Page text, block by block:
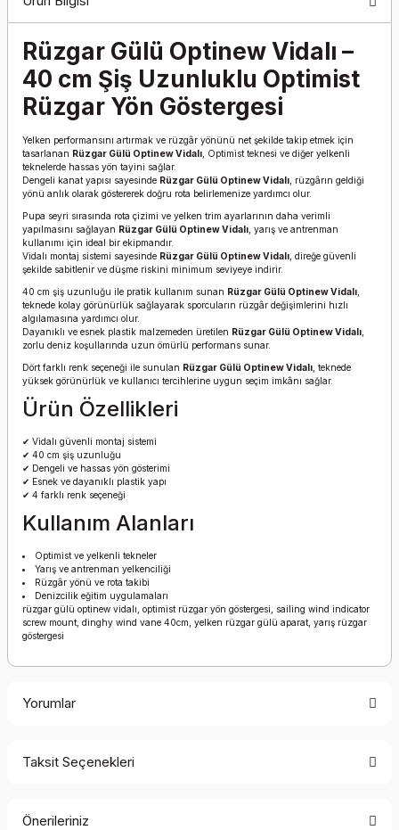
Rüzgar Gülü Optinew Vidalı –
40 cm Şiş Uzunluklu Optimist
Rüzgar Yön Göstergesi
Yelken performansını artırmak ve rüzgâr yönünü net şekilde takip etmek için
tasarlanan Rüzgar Gülü Optinew Vidalı , Optimist teknesi ve diğer yelkenli
teknelerde hassas yön tayini sağlar.
Dengeli kanat yapısı sayesinde Rüzgar Gülü Optinew Vidalı , rüzgârın geldiği
yönü anlık olarak göstererek doğru rota belirlemenize yardımcı olur.
Pupa seyri sırasında rota çizimi ve yelken trim ayarlarının daha verimli
yapılmasını sağlayan Rüzgar Gülü Optinew Vidalı , yarış ve antrenman
kullanımı için ideal bir ekipmandır.
Vidalı montaj sistemi sayesinde Rüzgar Gülü Optinew Vidalı , direğe güvenli
şekilde sabitlenir ve düşme riskini minimum seviyeye indirir.
40 cm şiş uzunluğu ile pratik kullanım sunan Rüzgar Gülü Optinew Vidalı
teknede kolay görünürlük sağlayarak sporcuların rüzgâr değişimlerini hızlı
algılamasına yardımcı olur.
Dayanıklı ve esnek plastik malzemeden üretilen Rüzgar Gülü Optinew Vidalı
zorlu deniz koşullarında uzun ömürlü performans sunar.
Dört farklı renk seçeneği ile sunulan Rüzgar Gülü Optinew Vidalı , teknede
yüksek görünürlük ve kullanıcı tercihlerine uygun seçim imkânı sağlar.
Ürün Özellikleri
✔ Vidalı güvenli montaj sistemi
✔ 40 cm şiş uzunluğu
✔ Dengeli ve hassas yön gösterimi
✔ Esnek ve dayanıklı plastik yapı
✔ 4 farklı renk seçeneği
Kullanım Alanları
Optimist ve yelkenli tekneler
Yarış ve antrenman yelkenciliği
Rüzgâr yönü ve rota takibi
Denizcilik eğitim uygulamaları
rüzgar gülü optinew vidalı, optimist rüzgar yön göstergesi, sailing wind indicator
screw mount, dinghy wind vane 40cm, yelken rüzgar gülü aparat, yarış rüzgar
göstergesi
Yorumlar
Taksit Seçenekleri
Önerileriniz